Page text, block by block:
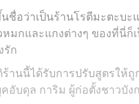
ชื่อว่าเป็นร้านโรตีมะตะบ
มกและแกงต่างๆ ของที่นี่ก็
รัก
านนี้ได้รับการปรับสูตรให้
อับดุล การิม ผู้ก่อตั้งชาวบัง